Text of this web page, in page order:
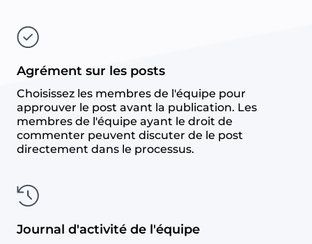
Agrément sur les posts
Choisissez les membres de l'équipe pour
approuver le post avant la publication. Les
membres de l'équipe ayant le droit de
commenter peuvent discuter de le post
directement dans le processus.
Journal d'activité de l'équipe